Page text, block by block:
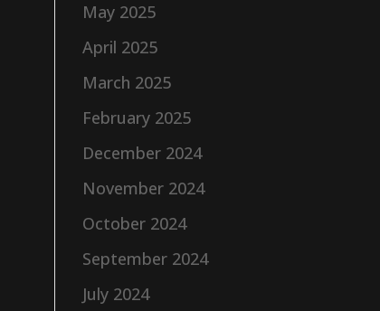
May 2025
April 2025
March 2025
February 2025
December 2024
November 2024
October 2024
September 2024
July 2024